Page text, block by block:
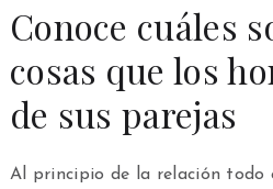
Conoce cuáles
cosas que los
de sus parejas
Al principio de la relación todo